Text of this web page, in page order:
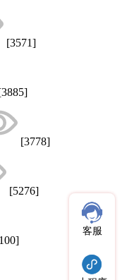
[3571]
[3778]
[5276]
客服